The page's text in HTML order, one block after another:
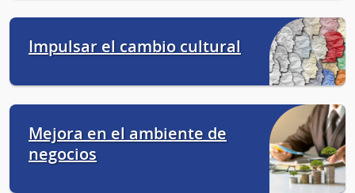
Impulsar el cambio cultural
Mejora en el ambiente de
negocios